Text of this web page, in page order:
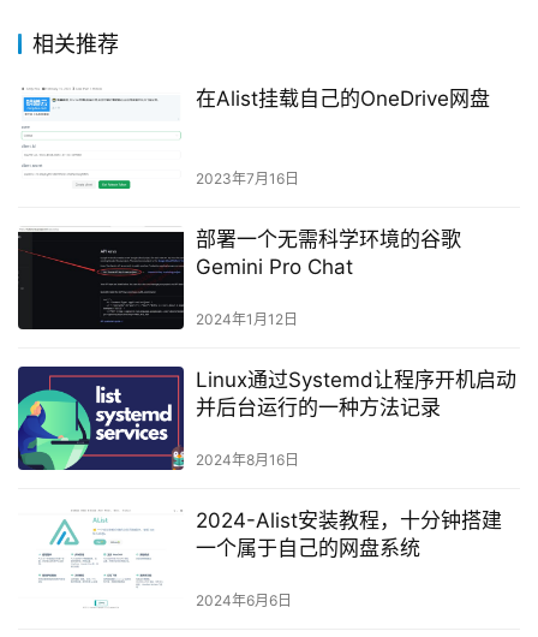
相关推荐
在Alist挂载自己的OneDrive网盘
2023年7月16日
部署一个无需科学环境的谷歌
Gemini Pro Chat
2024年1月12日
Linux通过Systemd让程序开机启动
并后台运行的一种方法记录
2024年8月16日
2024-Alist安装教程，十分钟搭建
一个属于自己的网盘系统
2024年6月6日